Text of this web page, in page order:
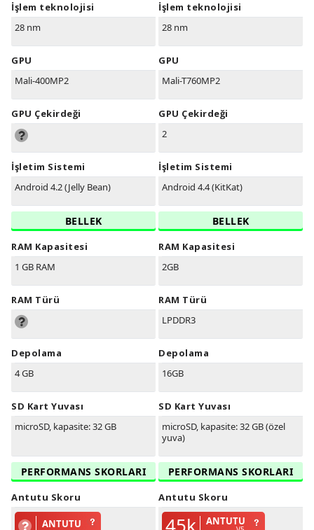
İşlem teknolojisi
28 nm
GPU
Mali-400MP2
GPU Çekirdeği
İşletim Sistemi
Android 4.2 (Jelly Bean)
BELLEK
RAM Kapasitesi
1 GB RAM
RAM Türü
Depolama
4 GB
SD Kart Yuvası
microSD, kapasite: 32 GB
PERFORMANS SKORLARI
Antutu Skoru
ANTUTU
İşlem teknolojisi
28 nm
GPU
Mali-T760MP2
GPU Çekirdeği
2
İşletim Sistemi
Android 4.4 (KitKat)
BELLEK
RAM Kapasitesi
2GB
RAM Türü
LPDDR3
Depolama
16GB
SD Kart Yuvası
microSD, kapasite: 32 GB (özel
yuva)
PERFORMANS SKORLARI
Antutu Skoru
ANTUTU